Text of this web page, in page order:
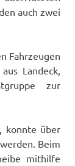
auch zwei
Fahrzeugen
Landeck,
zur
konnte über
Beim
mithilfe